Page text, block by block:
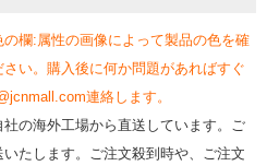
欄:属性の画像によって製品の色を確
い。購入後に何か問題があればすぐ
連絡します。
の海外工場から直送しています。ご
たします。ご注文殺到時や、ご注文